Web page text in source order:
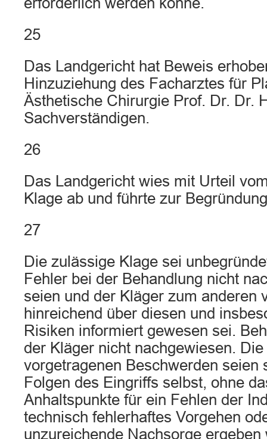
25
Das Landgericht hat Beweis
Hinzuziehung des Facharztes für
Ästhetische Chirurgie Prof. Dr. Dr.
Sachverständigen.
26
Das Landgericht wies mit Urteil
Klage ab und führte zur
27
Die zulässige Klage sei
Fehler bei der Behandlung nicht
seien und der Kläger zum anderen
hinreichend über diesen und
Risiken informiert gewesen sei.
der Kläger nicht nachgewiesen.
vorgetragenen Beschwerden seien
Folgen des Eingriffs selbst, ohne
Anhaltspunkte für ein Fehlen der
technisch fehlerhaftes Vorgehen
unzureichende Nachsorge